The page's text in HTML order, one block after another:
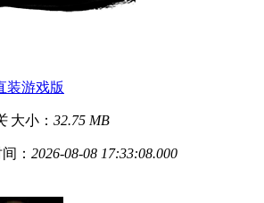
装游戏版
大小： 32.75 MB
： 2026-08-08 17:33:08.000